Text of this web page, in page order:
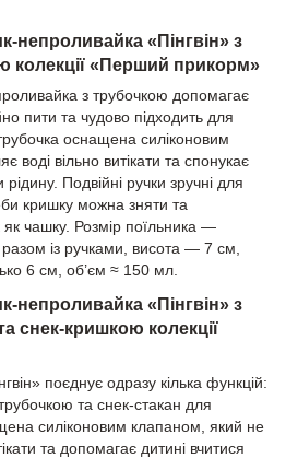
непроливайка «Пінгвін» з
колекції «Перший прикорм»
з трубочкою допомагає
пити та чудово підходить для
оснащена силіконовим
воді вільно витікати та спонукає
Подвійні ручки зручні для
кришку можна зняти та
як чашку. Розмір поїльника —
із ручками, висота — 7 см,
6 см, об’єм ≈ 150 мл.
непроливайка «Пінгвін» з
снек-кришкою колекції
поєднує одразу кілька функцій:
та снек-стакан для
силіконовим клапаном, який не
та допомагає дитині вчитися